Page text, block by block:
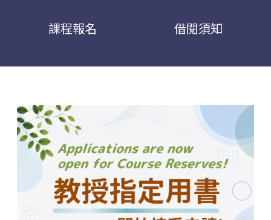
課程報名 借閱須知